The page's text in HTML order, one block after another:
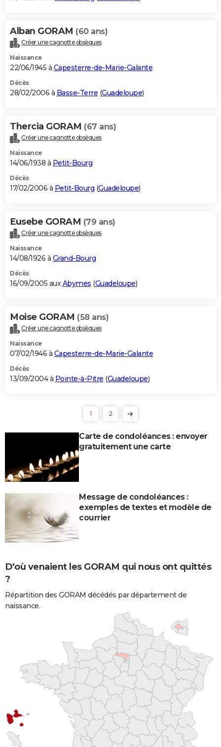
Alban GORAM (60 ans)
Créer une cagnotte obsèques
Naissance
22/06/1945 à Capesterre-de-Marie-Galante
Décès
28/02/2006 à Basse-Terre (Guadeloupe)
Thercia GORAM (67 ans)
Créer une cagnotte obsèques
Naissance
14/06/1938 à Petit-Bourg
Décès
17/02/2006 à Petit-Bourg (Guadeloupe)
Eusebe GORAM (79 ans)
Créer une cagnotte obsèques
Naissance
14/08/1926 à Grand-Bourg
Décès
16/09/2005 auxAbymes (Guadeloupe)
Moise GORAM (58 ans)
Créer une cagnotte obsèques
Naissance
07/02/1946 à Capesterre-de-Marie-Galante
Décès
13/09/2004 à Pointe-à-Pitre (Guadeloupe)
1 2
Carte de condoléances : envoyer
gratuitement une carte
Message de condoléances :
exemples de textes et modèle de
courrier
D'où venaient les GORAM qui nous ont quittés
?
Répartition des GORAM décédés par département de
naissance.